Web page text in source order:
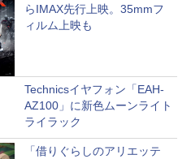
らIMAX先行上映。35mmフ
ィルム上映も
Technicsイヤフォン「EAH-
AZ100」に新色ムーンライト
ライラック
「借りぐらしのアリエッテ